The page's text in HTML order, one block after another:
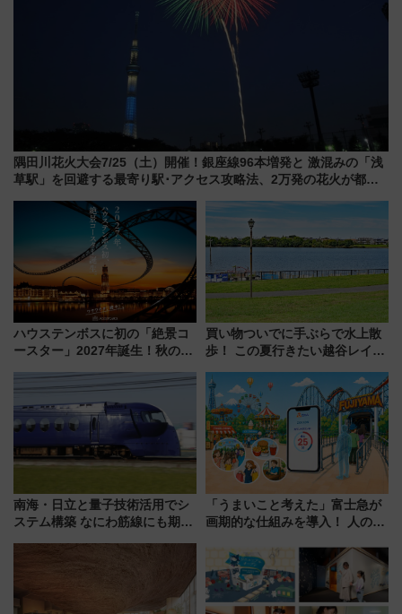
隅田川花火大会7/25（土）開催！銀座線96本増発と 激混みの「浅
草駅」を回避する最寄り駅･アクセス攻略法、2万発の花火が都心
ハウステンボスに初の「絶景コ
ースター」2027年誕生！秋の
ろも一挙紹介
買い物ついでに手ぶらで水上散
歩！ この夏行きたい越谷レイク
ア「LAKESIDE PARK」（埼玉
県越谷市）
南海・日立と量子技術活用でシ
ステム構築 なにわ筋線にも期待
「うまいこと考えた」富士急が
画期的な仕組みを導入！ 人のか
ん」始動